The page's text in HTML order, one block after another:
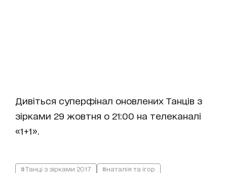
Дивіться суперфінал оновлених Танців з
зірками 29 жовтня о 21:00 на телеканалі
«1+1».
#Танці з зірками 2017
#наталія та ігор